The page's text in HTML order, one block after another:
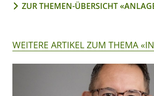
ZUR THEMEN-ÜBERSICHT
WEITERE ARTIKEL ZUM THEMA